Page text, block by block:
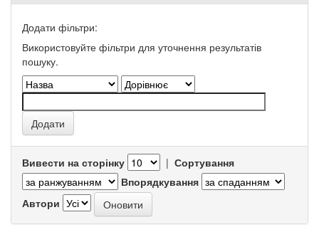
Додати фільтри:
Використовуйте фільтри для уточнення результатів
пошуку.
Вивести на сторінку | Сортування
Впорядкування
Автори